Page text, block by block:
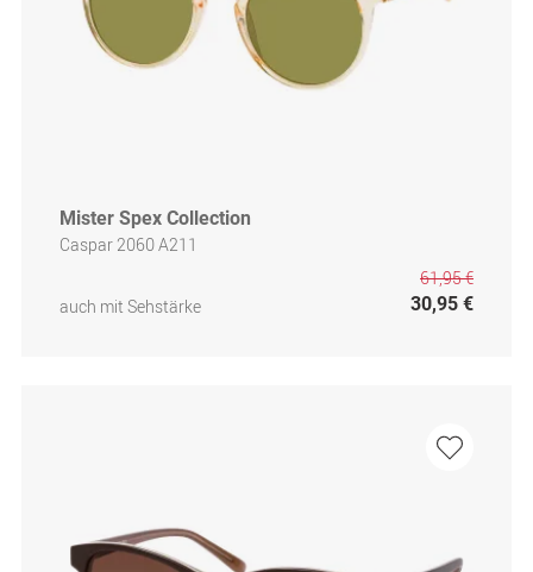
Mister Spex Collection
Caspar 2060 A211
auch mit Sehstärke
61,95 €
30,95 €